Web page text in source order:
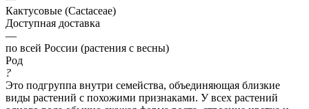
Кактусовые (Cactaceae)
Доступная доставка
—
по всей России (растения с весны)
Род
?
Это подгруппа внутри семейства, объединяющая близкие
виды растений с похожими признаками. У всех растений